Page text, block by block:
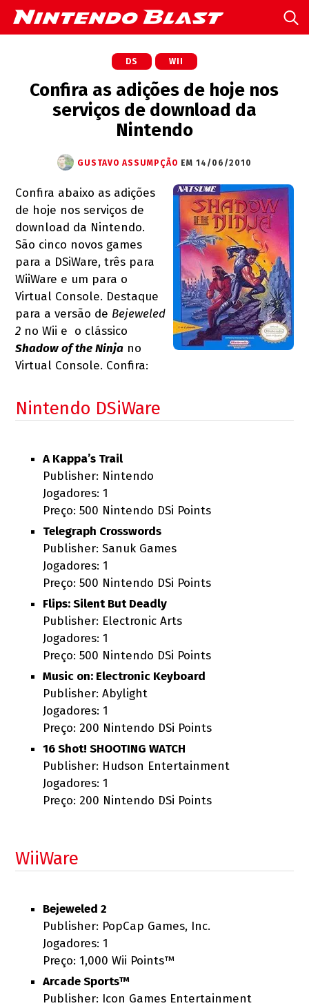
DS WII
Confira as adições de hoje nos
serviços de download da
Nintendo
GUSTAVO ASSUMPÇÃO EM 14/06/2010
Confira abaixo as adições
de hoje nos serviços de
download da Nintendo.
São cinco novos games
para a DSiWare, três para
WiiWare e um para o
Virtual Console. Destaque
para a versão de Bejeweled
2 no Wii e o clássico
Shadow of the Ninja no
Virtual Console. Confira:
Nintendo DSiWare
A Kappa’s Trail
Publisher: Nintendo
Jogadores: 1
Preço: 500 Nintendo DSi Points
Telegraph Crosswords
Publisher: Sanuk Games
Jogadores: 1
Preço: 500 Nintendo DSi Points
Flips: Silent But Deadly
Publisher: Electronic Arts
Jogadores: 1
Preço: 500 Nintendo DSi Points
Music on: Electronic Keyboard
Publisher: Abylight
Jogadores: 1
Preço: 200 Nintendo DSi Points
16 Shot! SHOOTING WATCH
Publisher: Hudson Entertainment
Jogadores: 1
Preço: 200 Nintendo DSi Points
WiiWare
Bejeweled 2
Publisher: PopCap Games, Inc.
Jogadores: 1
Preço: 1,000 Wii Points™
Arcade Sports™
Publisher: Icon Games Entertainment